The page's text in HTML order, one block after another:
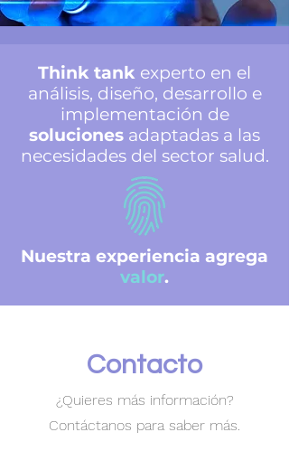
Think tank experto en el
análisis, diseño, desarrollo e
implementación de
soluciones adaptadas a las
necesidades del sector salud.
Nuestra experiencia agrega
valor.
Contacto
​¿Quieres más información?
Contáctanos para saber más.